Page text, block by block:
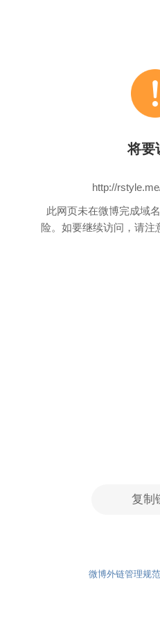
将要
此网页未在微博完成域
险。如要继续访问，请注
复制
微博外链管理规范